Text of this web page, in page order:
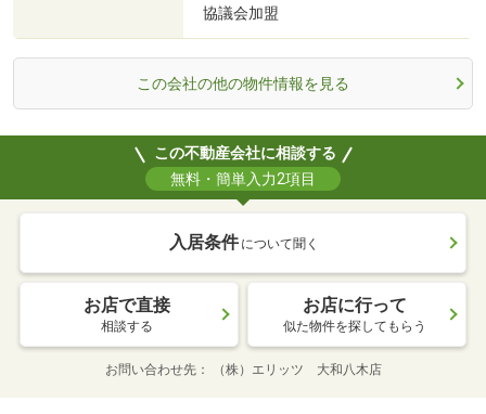
協議会加盟
この会社の他の物件情報を見る
この不動産会社に相談する
無料・簡単入力2項目
入居条件 について聞く
お店で直接
相談する
お店に行って
似た物件を探してもらう
お問い合わせ先 （株）エリッツ 大和八木店